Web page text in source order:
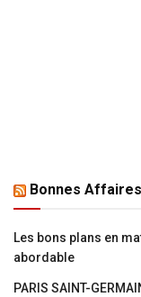
Bonnes
Les bons plans en
abordable
PARIS SAINT-